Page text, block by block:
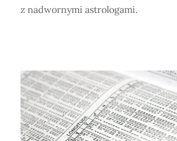
z nadwornymi astrologami.